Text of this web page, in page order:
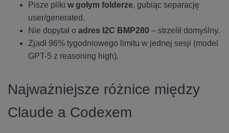
Pisze pliki w gołym folderze, gubiąc separację
user/generated.
Nie dopytał o adres I2C BMP280 – strzelił domyślny.
Zjadł 96% tygodniowego limitu w jednej sesji (model
GPT-5 z reasoning high).
Najważniejsze różnice między
Claude a Codexem